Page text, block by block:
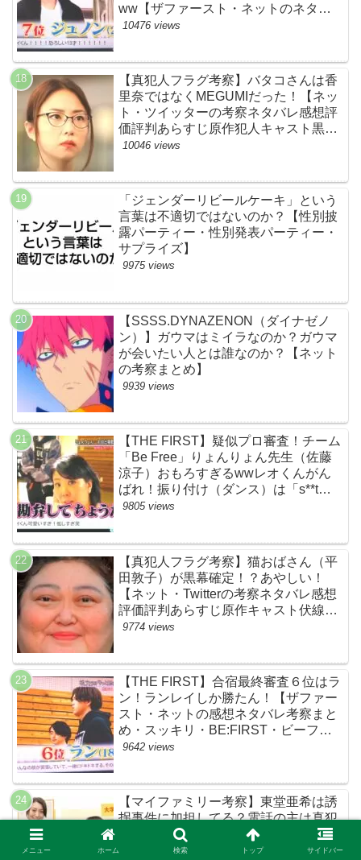
ww【ザファースト・ネットのネタバ
レ感想考察まとめ・スッキリ・
10476 views
【真犯人フラグ考察】バタコさんは香
里奈ではなくMEGUMIだった！【ネッ
ト・ツイッターの考察ネタバレ感想評
価評判あらすじ原作犯人キャスト黒幕
伏線まとめ】
10046 views
「ジェンダーリビールケーキ」という
言葉は不適切ではないのか？【性別披
露パーティー・性別発表パーティー・
サプライズ】
9975 views
【SSSS.DYNAZENON（ダイナゼノ
ン）】ガウマはミイラなのか？ガウマ
が会いたい人とは誰なのか？【ネット
の考察まとめ】
9939 views
【THE FIRST】疑似プロ審査！チーム
「Be Free」りょんりょん先生（佐藤
涼子）おもろすぎるwwレオくんがん
ばれ！振り付け（ダンス）は「s**t
kingz」のOguri・Kazuki！豪華！【ネ
BE:FIRST・ビーファースト】
9805 views
【真犯人フラグ考察】猫おばさん（平
田敦子）が黒幕確定！？あやしい！
【ネット・Twitterの考察ネタバレ感想
評価評判あらすじ原作キャスト伏線ま
とめ】
9774 views
【THE FIRST】合宿最終審査６位はラ
ン！ランレイしか勝たん！【ザファー
スト・ネットの感想ネタバレ考察まと
め・スッキリ・BE:FIRST・ビーファ
ースト】
9642 views
【マイファミリー考察】東堂亜希は誘
拐事件に加担してる？電話の主は真犯
人じゃない！！【ツイッターの考察ネ
タバレ評価黒幕評判感想批判原作犯人
メニュー ホーム 検索 トップ サイドバー